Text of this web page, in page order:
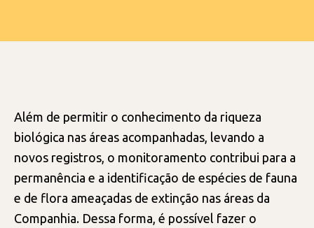
Além de permitir o conhecimento da riqueza
biológica nas áreas acompanhadas, levando a
novos registros, o monitoramento contribui para a
permanência e a identificação de espécies de fauna
e de flora ameaçadas de extinção nas áreas da
Companhia. Dessa forma, é possível fazer o